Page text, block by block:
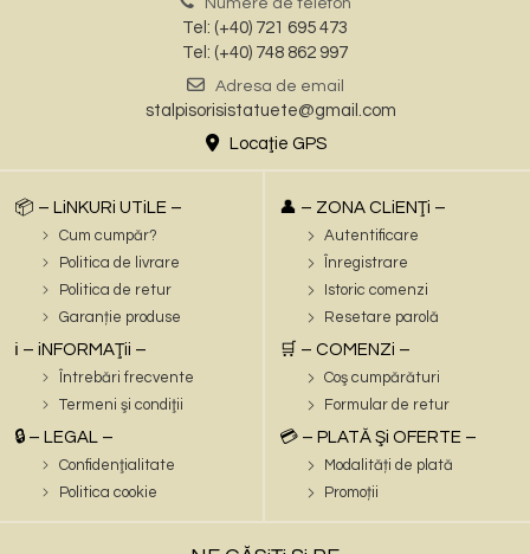
Tel: (+40) 721 695 473
Tel: (+40) 748 862 997
Adresa de email
stalpisorisistatuete@gmail.com
Locaţie GPS
📦 – LiNKURi UTiLE –
Cum cumpăr?
Politica de livrare
Politica de retur
Garanție produse
ℹ️ – iNFORMAŢii –
Întrebări frecvente
Termeni şi condiţii
🔒 – LEGAL –
Confidenţialitate
Politica cookie
👤 – ZONA CLiENŢi –
Autentificare
Înregistrare
Istoric comenzi
Resetare parolă
🛒 – COMENZi –
Coş cumpărături
Formular de retur
💳 – PLATĂ Şi OFERTE –
Modalități de plată
Promoții